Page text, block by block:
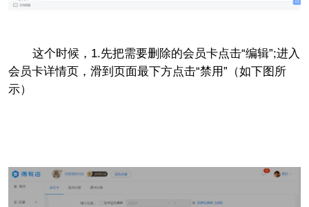
这个时候，1.先把需要删除的会员卡点击“编辑”;进入
会员卡详情页，滑到页面最下方点击“禁用”（如下图所
示）